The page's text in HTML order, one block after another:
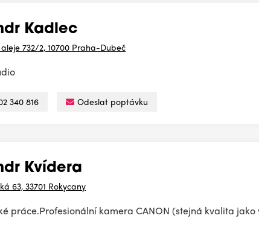
Kadlec
732/2, 10700 Praha-Dubeč
340 816 Odeslat poptávku
Kvídera
63, 33701 Rokycany
práce.Profesionální kamera CANON (stejná kvalita